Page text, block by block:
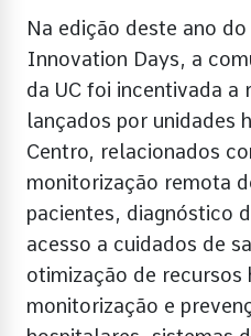
Na edição deste ano do
Innovation Days, a
da UC foi incentivada a
lançados por unidades
Centro, relacionados
monitorização remota
pacientes, diagnóstico
acesso a cuidados de
otimização de recursos
monitorização e